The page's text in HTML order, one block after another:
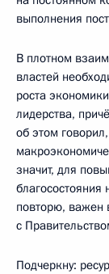
выполнения
В плотном
властей
роста
лидерства,
об этом
значит, для
повторю, важен
с
Подчеркну: